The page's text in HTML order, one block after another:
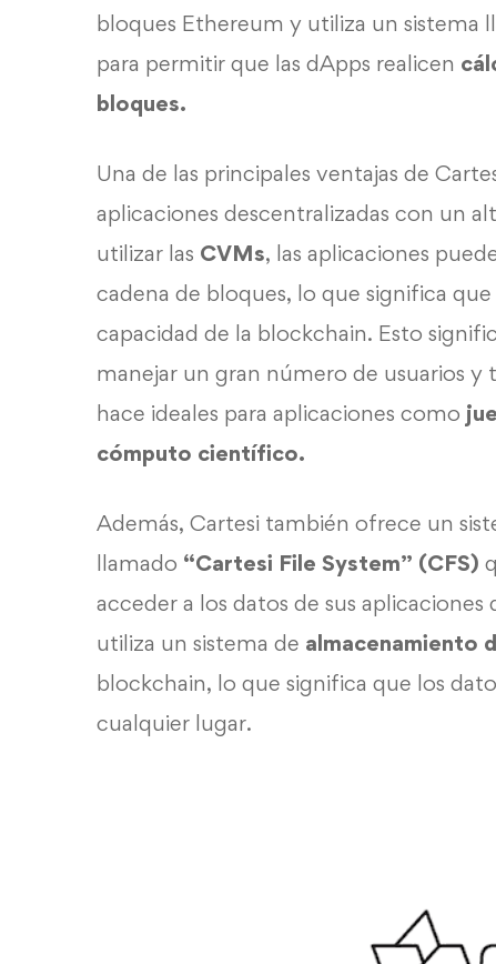
bloques Ethereum y utiliza un sistema
para permitir que las dApps realicen
bloques.
Una de las principales ventajas de
aplicaciones descentralizadas con un
utilizar las CVMs, las aplicaciones
cadena de bloques, lo que significa
capacidad de la blockchain. Esto
manejar un gran número de usuarios
hace ideales para aplicaciones como
cómputo científico.
Además, Cartesi también ofrece un
llamado “Cartesi File System” (CFS)
acceder a los datos de sus
utiliza un sistema de almacenamiento
blockchain, lo que significa que los
cualquier lugar.